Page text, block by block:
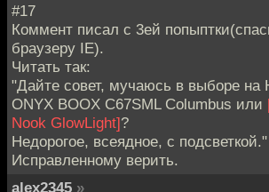
#17
Коммент писал с 3ей
браузеру IE).
Читать так:
"Дайте совет, мучаюсь в выборе на
ONYX BOOX C67SML Columbus или
Nook GlowLight]?
Недорогое, всеядное, с подсветкой."
Исправленному верить.
alex2345 »